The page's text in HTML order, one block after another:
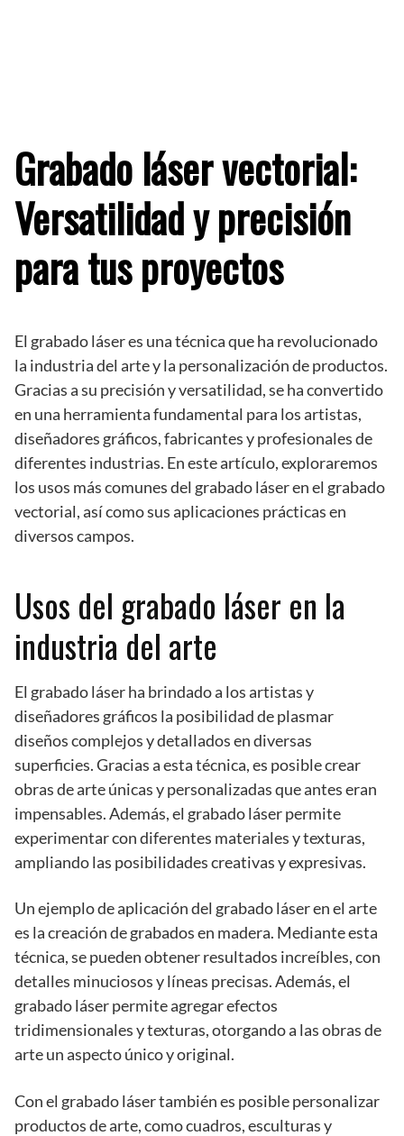
Grabado láser vectorial:
Versatilidad y precisión
para tus proyectos
El grabado láser es una técnica que ha revolucionado
la industria del arte y la personalización de productos.
Gracias a su precisión y versatilidad, se ha convertido
en una herramienta fundamental para los artistas,
diseñadores gráficos, fabricantes y profesionales de
diferentes industrias. En este artículo, exploraremos
los usos más comunes del grabado láser en el grabado
vectorial, así como sus aplicaciones prácticas en
diversos campos.
Usos del grabado láser en la
industria del arte
El grabado láser ha brindado a los artistas y
diseñadores gráficos la posibilidad de plasmar
diseños complejos y detallados en diversas
superficies. Gracias a esta técnica, es posible crear
obras de arte únicas y personalizadas que antes eran
impensables. Además, el grabado láser permite
experimentar con diferentes materiales y texturas,
ampliando las posibilidades creativas y expresivas.
Un ejemplo de aplicación del grabado láser en el arte
es la creación de grabados en madera. Mediante esta
técnica, se pueden obtener resultados increíbles, con
detalles minuciosos y líneas precisas. Además, el
grabado láser permite agregar efectos
tridimensionales y texturas, otorgando a las obras de
arte un aspecto único y original.
Con el grabado láser también es posible personalizar
productos de arte, como cuadros, esculturas y